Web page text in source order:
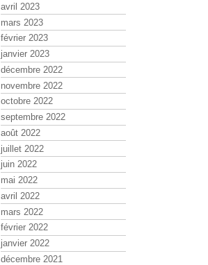
avril 2023
mars 2023
février 2023
janvier 2023
décembre 2022
novembre 2022
octobre 2022
septembre 2022
août 2022
juillet 2022
juin 2022
mai 2022
avril 2022
mars 2022
février 2022
janvier 2022
décembre 2021